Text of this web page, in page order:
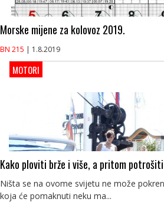
Morske mijene za kolovoz 2019.
BN 215 | 1.8.2019
MOTORI
Kako ploviti brže i više, a pritom
Ništa se na ovome svijetu ne može
koja će pomaknuti neku ma...